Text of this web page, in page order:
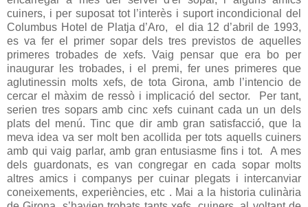
cuiners, i per suposat tot l’interès i suport incondicional del
Columbus Hotel de Platja d’Aro,
el dia 12 d’abril de 1993,
es va fer el primer sopar dels tres previstos de aquelles
primeres trobades de xefs. Vaig pensar que era bo per
inaugurar les trobades, i el premi, fer unes primeres que
aglutinessin molts xefs, de tota Girona, amb l’intencio de
cercar el màxim de ressò i implicació del sector.
Per tant,
serien tres sopars amb cinc xefs cuinant cada un un dels
plats del menú. Tinc que dir amb gran satisfacció, que la
meva idea va ser molt ben acollida per tots aquells cuiners
amb qui vaig parlar, amb gran entusiasme fins i tot. A mes
dels guardonats, es van congregar en cada sopar molts
altres amics i companys per cuinar plegats i intercanviar
coneixements, experiències, etc . Mai a la historia culinària